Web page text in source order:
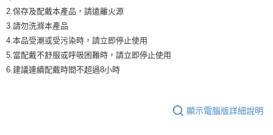
2.保存及配戴本產品，請遠離火源
3.請勿洗滌本產品
4.本品受潮或受污染時，請立即停止使用
5.當配戴不舒服或呼吸困難時，請立即停止使用
6.建議連續配戴時間不超過8小時
顯示電腦版詳細說明